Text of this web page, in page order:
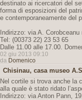
destinato ai ricercatori del
forma di esposizioni del
e contemporaneamente del
Indirizzo: via A.
Tel: (00373 22) 23 53 65
Dalle 11.00 alle 17.00.
02 giu 2013 09:10
da Domenico
Chisinau, casa museo
Nel cortile si trova anche la
alla quale è stato ridato
Indirizzo: via Anton Pann,